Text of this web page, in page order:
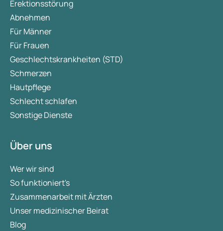
Erektionsstörung
Abnehmen
Für Männer
Für Frauen
Geschlechtskrankheiten (STD)
Schmerzen
Hautpflege
Schlecht schlafen
Sonstige Dienste
Über uns
Wer wir sind
So funktioniert's
Zusammenarbeit mit Ärzten
Unser medizinischer Beirat
Blog